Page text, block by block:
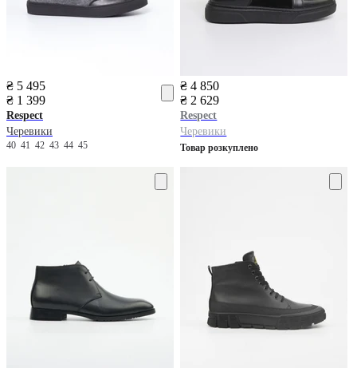
₴ 5 495
₴ 1 399
Respect
Черевики
40 41 42 43 44 45
₴ 4 850
₴ 2 629
Respect
Черевики
Товар розкуплено